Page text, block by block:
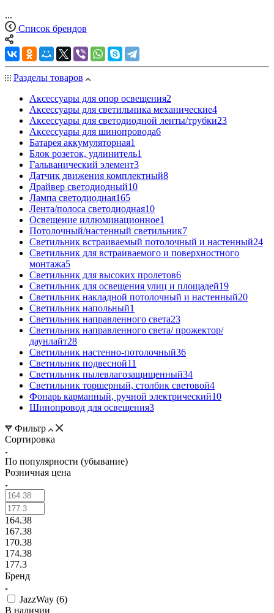
...
Список брендов
Разделы товаров
Аксессуары для опор освещения2
Аксессуары для светильника механические4
Аксессуары для светодиодной ленты/трубки23
Аксессуары для шинопровода6
Батарея аккумуляторная1
Блок розеток, удлинитель1
Гальванический элемент3
Датчик движения комплектный8
Драйвер светодиодный10
Лампа светодиодная165
Лента/полоса светодиодная10
Освещение иллюминационное1
Потолочный/настенный светильник7
Светильник встраиваемый потолочный и настенный24
Светильник для встраиваемого и поверхностного
монтажа5
Светильник для высоких пролетов6
Светильник для освещения улиц и площадей19
Светильник накладной потолочный и настенный20
Светильник напольный1
Светильник направленного света23
Светильник направленного света/ прожектор/
даунлайт28
Светильник настенно-потолочный36
Светильник подвесной11
Светильник пылевлагозащищенный34
Светильник торшерный, столбик световой4
Фонарь карманный, ручной электрический10
Шинопровод для освещения3
Фильтр
Сортировка
По популярности (убывание)
Розничная цена
164.38
167.38
170.38
174.38
177.3
Бренд
JazzWay (6)
В наличии